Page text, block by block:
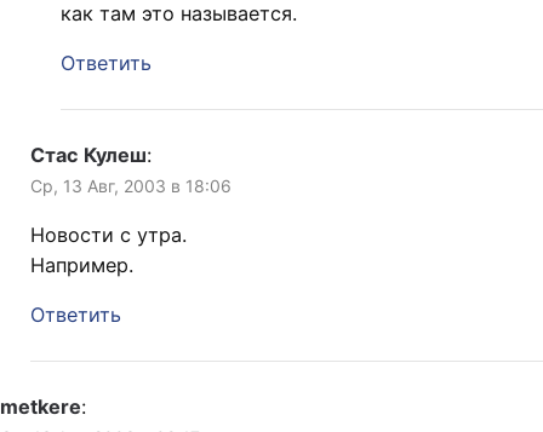
как там это называется.
Ответить
Стас Кулеш:
Ср, 13 Авг, 2003 в 18:06
Новости с утра.
Например.
Ответить
metkere: